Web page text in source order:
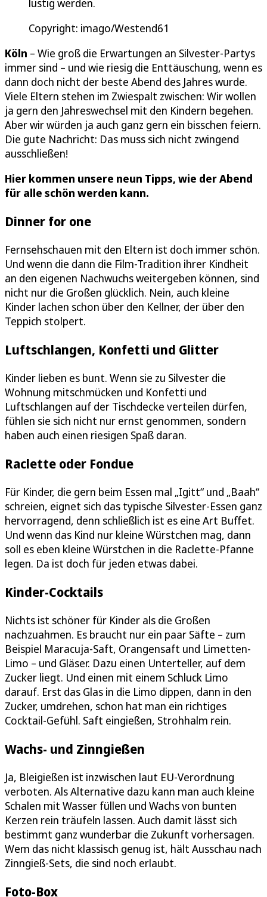
Copyright: imago/Westend61
Köln – Wie groß die Erwartungen an Silvester-Partys
immer sind – und wie riesig die Enttäuschung, wenn es
dann doch nicht der beste Abend des Jahres wurde.
Viele Eltern stehen im Zwiespalt zwischen: Wir wollen
ja gern den Jahreswechsel mit den Kindern begehen.
Aber wir würden ja auch ganz gern ein bisschen feiern.
Die gute Nachricht: Das muss sich nicht zwingend
ausschließen!
Hier kommen unsere neun Tipps, wie der Abend
für alle schön werden kann.
Dinner for one
Fernsehschauen mit den Eltern ist doch immer schön.
Und wenn die dann die Film-Tradition ihrer Kindheit
an den eigenen Nachwuchs weitergeben können, sind
nicht nur die Großen glücklich. Nein, auch kleine
Kinder lachen schon über den Kellner, der über den
Teppich stolpert.
Luftschlangen, Konfetti und Glitter
Kinder lieben es bunt. Wenn sie zu Silvester die
Wohnung mitschmücken und Konfetti und
Luftschlangen auf der Tischdecke verteilen dürfen,
fühlen sie sich nicht nur ernst genommen, sondern
haben auch einen riesigen Spaß daran.
Raclette oder Fondue
Für Kinder, die gern beim Essen mal „Igitt“ und „Baah“
schreien, eignet sich das typische Silvester-Essen ganz
hervorragend, denn schließlich ist es eine Art Buffet.
Und wenn das Kind nur kleine Würstchen mag, dann
soll es eben kleine Würstchen in die Raclette-Pfanne
legen. Da ist doch für jeden etwas dabei.
Kinder-Cocktails
Nichts ist schöner für Kinder als die Großen
nachzuahmen. Es braucht nur ein paar Säfte – zum
Beispiel Maracuja-Saft, Orangensaft und Limetten-
Limo – und Gläser. Dazu einen Unterteller, auf dem
Zucker liegt. Und einen mit einem Schluck Limo
darauf. Erst das Glas in die Limo dippen, dann in den
Zucker, umdrehen, schon hat man ein richtiges
Cocktail-Gefühl. Saft eingießen, Strohhalm rein.
Wachs- und Zinngießen
Ja, Bleigießen ist inzwischen laut EU-Verordnung
verboten. Als Alternative dazu kann man auch kleine
Schalen mit Wasser füllen und Wachs von bunten
Kerzen rein träufeln lassen. Auch damit lässt sich
bestimmt ganz wunderbar die Zukunft vorhersagen.
Wem das nicht klassisch genug ist, hält Ausschau nach
Zinngieß-Sets, die sind noch erlaubt.
Foto-Box